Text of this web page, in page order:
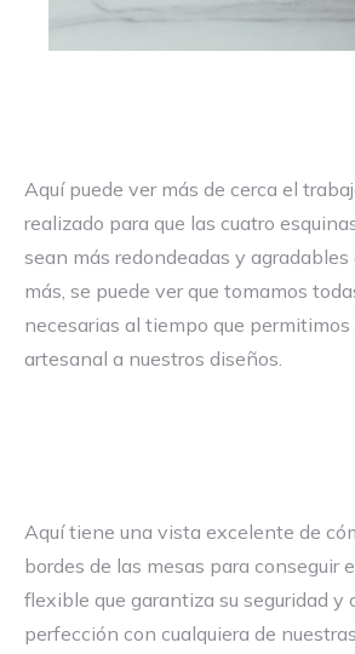
Aquí puede ver más de cerca el
realizado para que las cuatro
sean más redondeadas y
más, se puede ver que tomamos
necesarias al tiempo que permitimos
artesanal a nuestros diseños.
Aquí tiene una vista excelente de
bordes de las mesas para conseguir
flexible que garantiza su seguridad y
perfección con cualquiera de